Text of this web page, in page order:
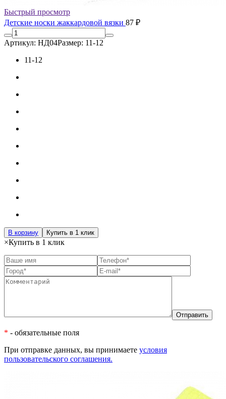
Быстрый просмотр
Детские носки жаккардовой вязки 87 ₽
Артикул: НД04Размер: 11-12
11-12
В корзину Купить в 1 клик
×Купить в 1 клик
* - обязательные поля
При отправке данных, вы принимаете условия
пользовательского соглашения.